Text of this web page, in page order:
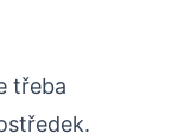
třeba